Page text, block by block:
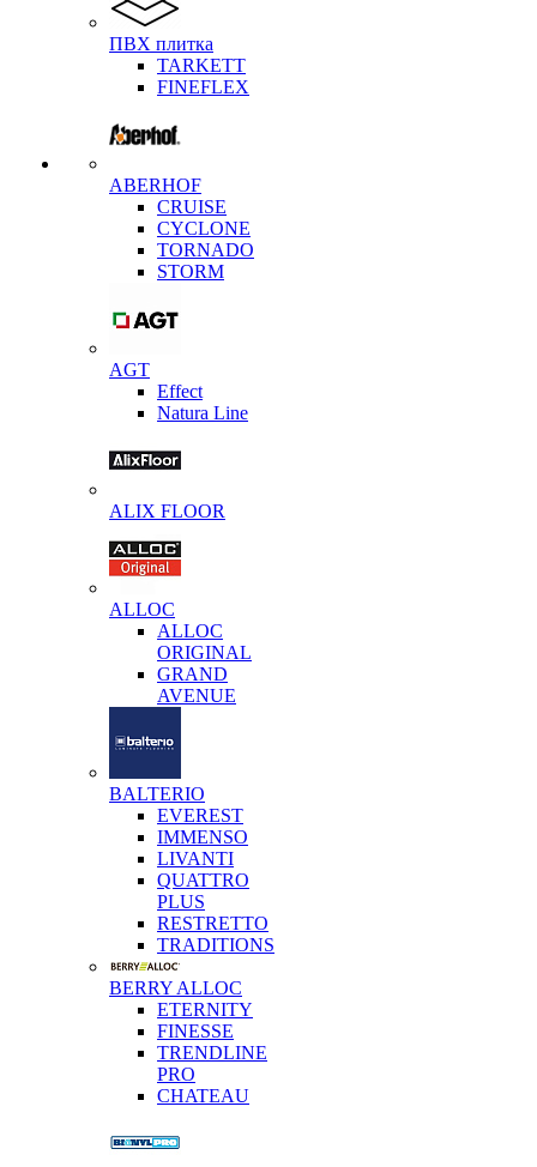
ПВХ плитка
TARKETT
FINEFLEX
ABERHOF
CRUISE
CYCLONE
TORNADO
STORM
AGT
Effect
Natura Line
ALIX FLOOR
ALLOC
ALLOC
ORIGINAL
GRAND
AVENUE
BALTERIO
EVEREST
IMMENSO
LIVANTI
QUATTRO
PLUS
RESTRETTO
TRADITIONS
BERRY ALLOC
ETERNITY
FINESSE
TRENDLINE
PRO
CHATEAU